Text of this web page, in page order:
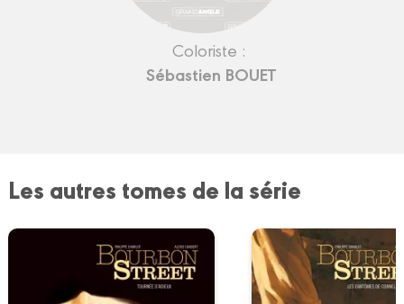
Coloriste :
Sébastien BOUET
Les autres tomes de la série